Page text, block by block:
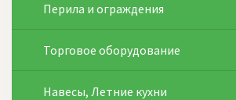
Перила и ограждения
Торговое оборудование
Навесы, Летние кухни